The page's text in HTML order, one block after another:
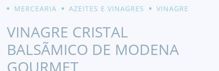
MERCEARIA AZEITES E VINAGRES VINAGRE
VINAGRE CRISTAL
BALSÃMICO DE MODENA
GOURMET